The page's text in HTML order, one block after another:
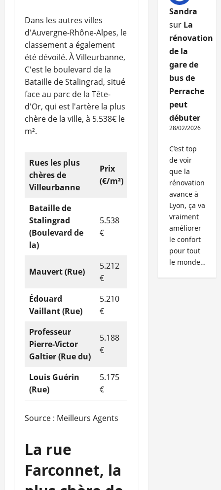
Dans les autres villes
d'Auvergne-Rhône-Alpes, le
classement a également
été dévoilé. À Villeurbanne,
C'est le boulevard de la
Bataille de Stalingrad, situé
face au parc de la Tête-
d'Or, qui est l'artère la plus
chère de la ville, à 5.538€ le
m².
Rues les plus
chères de
Villeurbanne
Prix
(€/m²)
Bataille de
Stalingrad
(Boulevard de
la)
5.538
€
Mauvert (Rue)
5.212
€
Édouard
Vaillant (Rue)
5.210
€
Professeur
Pierre-Victor
Galtier (Rue du)
5.188
€
Louis Guérin
(Rue)
5.175
€
Source : Meilleurs Agents
La rue
Farconnet, la
Sandra
sur La
rénovation
de la
gare de
bus de
Perrache
peut
débuter
28/02/2026
C’est top
de voir
que la
rénovation
avance à
Lyon, ça va
vraiment
améliorer
le confort
pour tout
le monde…